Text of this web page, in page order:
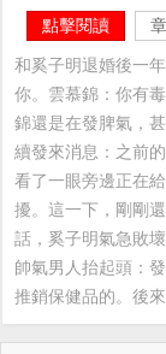
點擊閱讀
和奚子明退婚後一
你。雲慕錦：你有
錦還是在發脾氣，
續發來消息：之前
看了一眼旁邊正在
擾。這一下，剛剛
話，奚子明氣急敗
帥氣男人抬起頭：
推銷保健品的。後